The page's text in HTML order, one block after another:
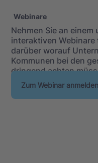
Webinare
Nehmen Sie an
interaktiven
darüber worauf
Kommunen bei den
dringend achten
Zum Webinar anmelden